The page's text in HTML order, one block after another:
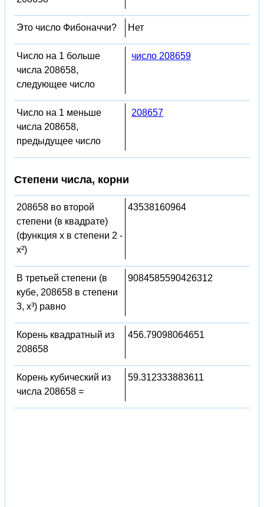
Это число Фибоначчи? Нет
Число на 1 больше
числа 208658,
следующее число
число 208659
Число на 1 меньше
числа 208658,
предыдущее число
208657
Степени числа, корни
208658 во второй
степени (в квадрате)
(функция x в степени 2 -
x²)
43538160964
В третьей степени (в
кубе, 208658 в степени
3, x³) равно
9084585590426312
Корень квадратный из
208658
456.79098064651
Корень кубический из
числа 208658 =
59.312333883611